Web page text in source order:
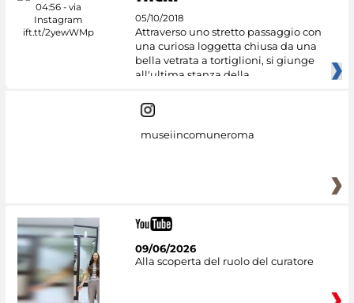
05/10/2018
Attraverso uno stretto passaggio con
una curiosa loggetta chiusa da una
bella vetrata a tortiglioni, si giunge
all'ultima stanza della
museiincomuneroma
09/06/2026
Alla scoperta del ruolo del curatore